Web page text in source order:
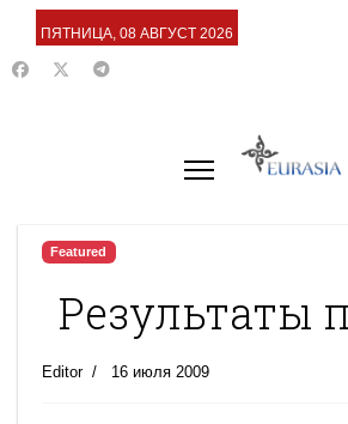
ПЯТНИЦА, 08 АВГУСТ 2026
Featured
Результаты
Editor 16 июля 2009